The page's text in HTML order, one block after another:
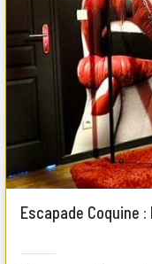
Escapade Coquine